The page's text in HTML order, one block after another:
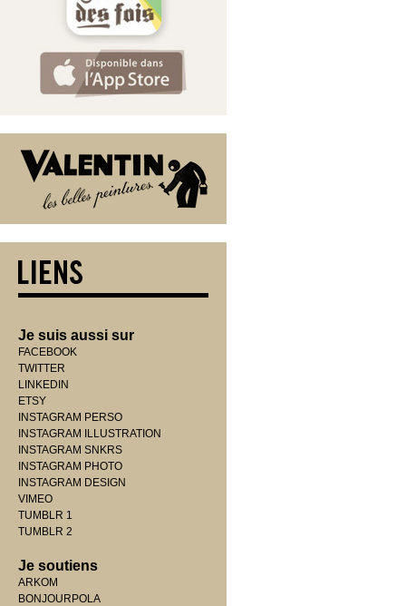
Je suis aussi sur
FACEBOOK
TWITTER
LINKEDIN
ETSY
INSTAGRAM PERSO
INSTAGRAM ILLUSTRATION
INSTAGRAM SNKRS
INSTAGRAM PHOTO
INSTAGRAM DESIGN
VIMEO
TUMBLR 1
TUMBLR 2
Je soutiens
ARKOM
BONJOURPOLA